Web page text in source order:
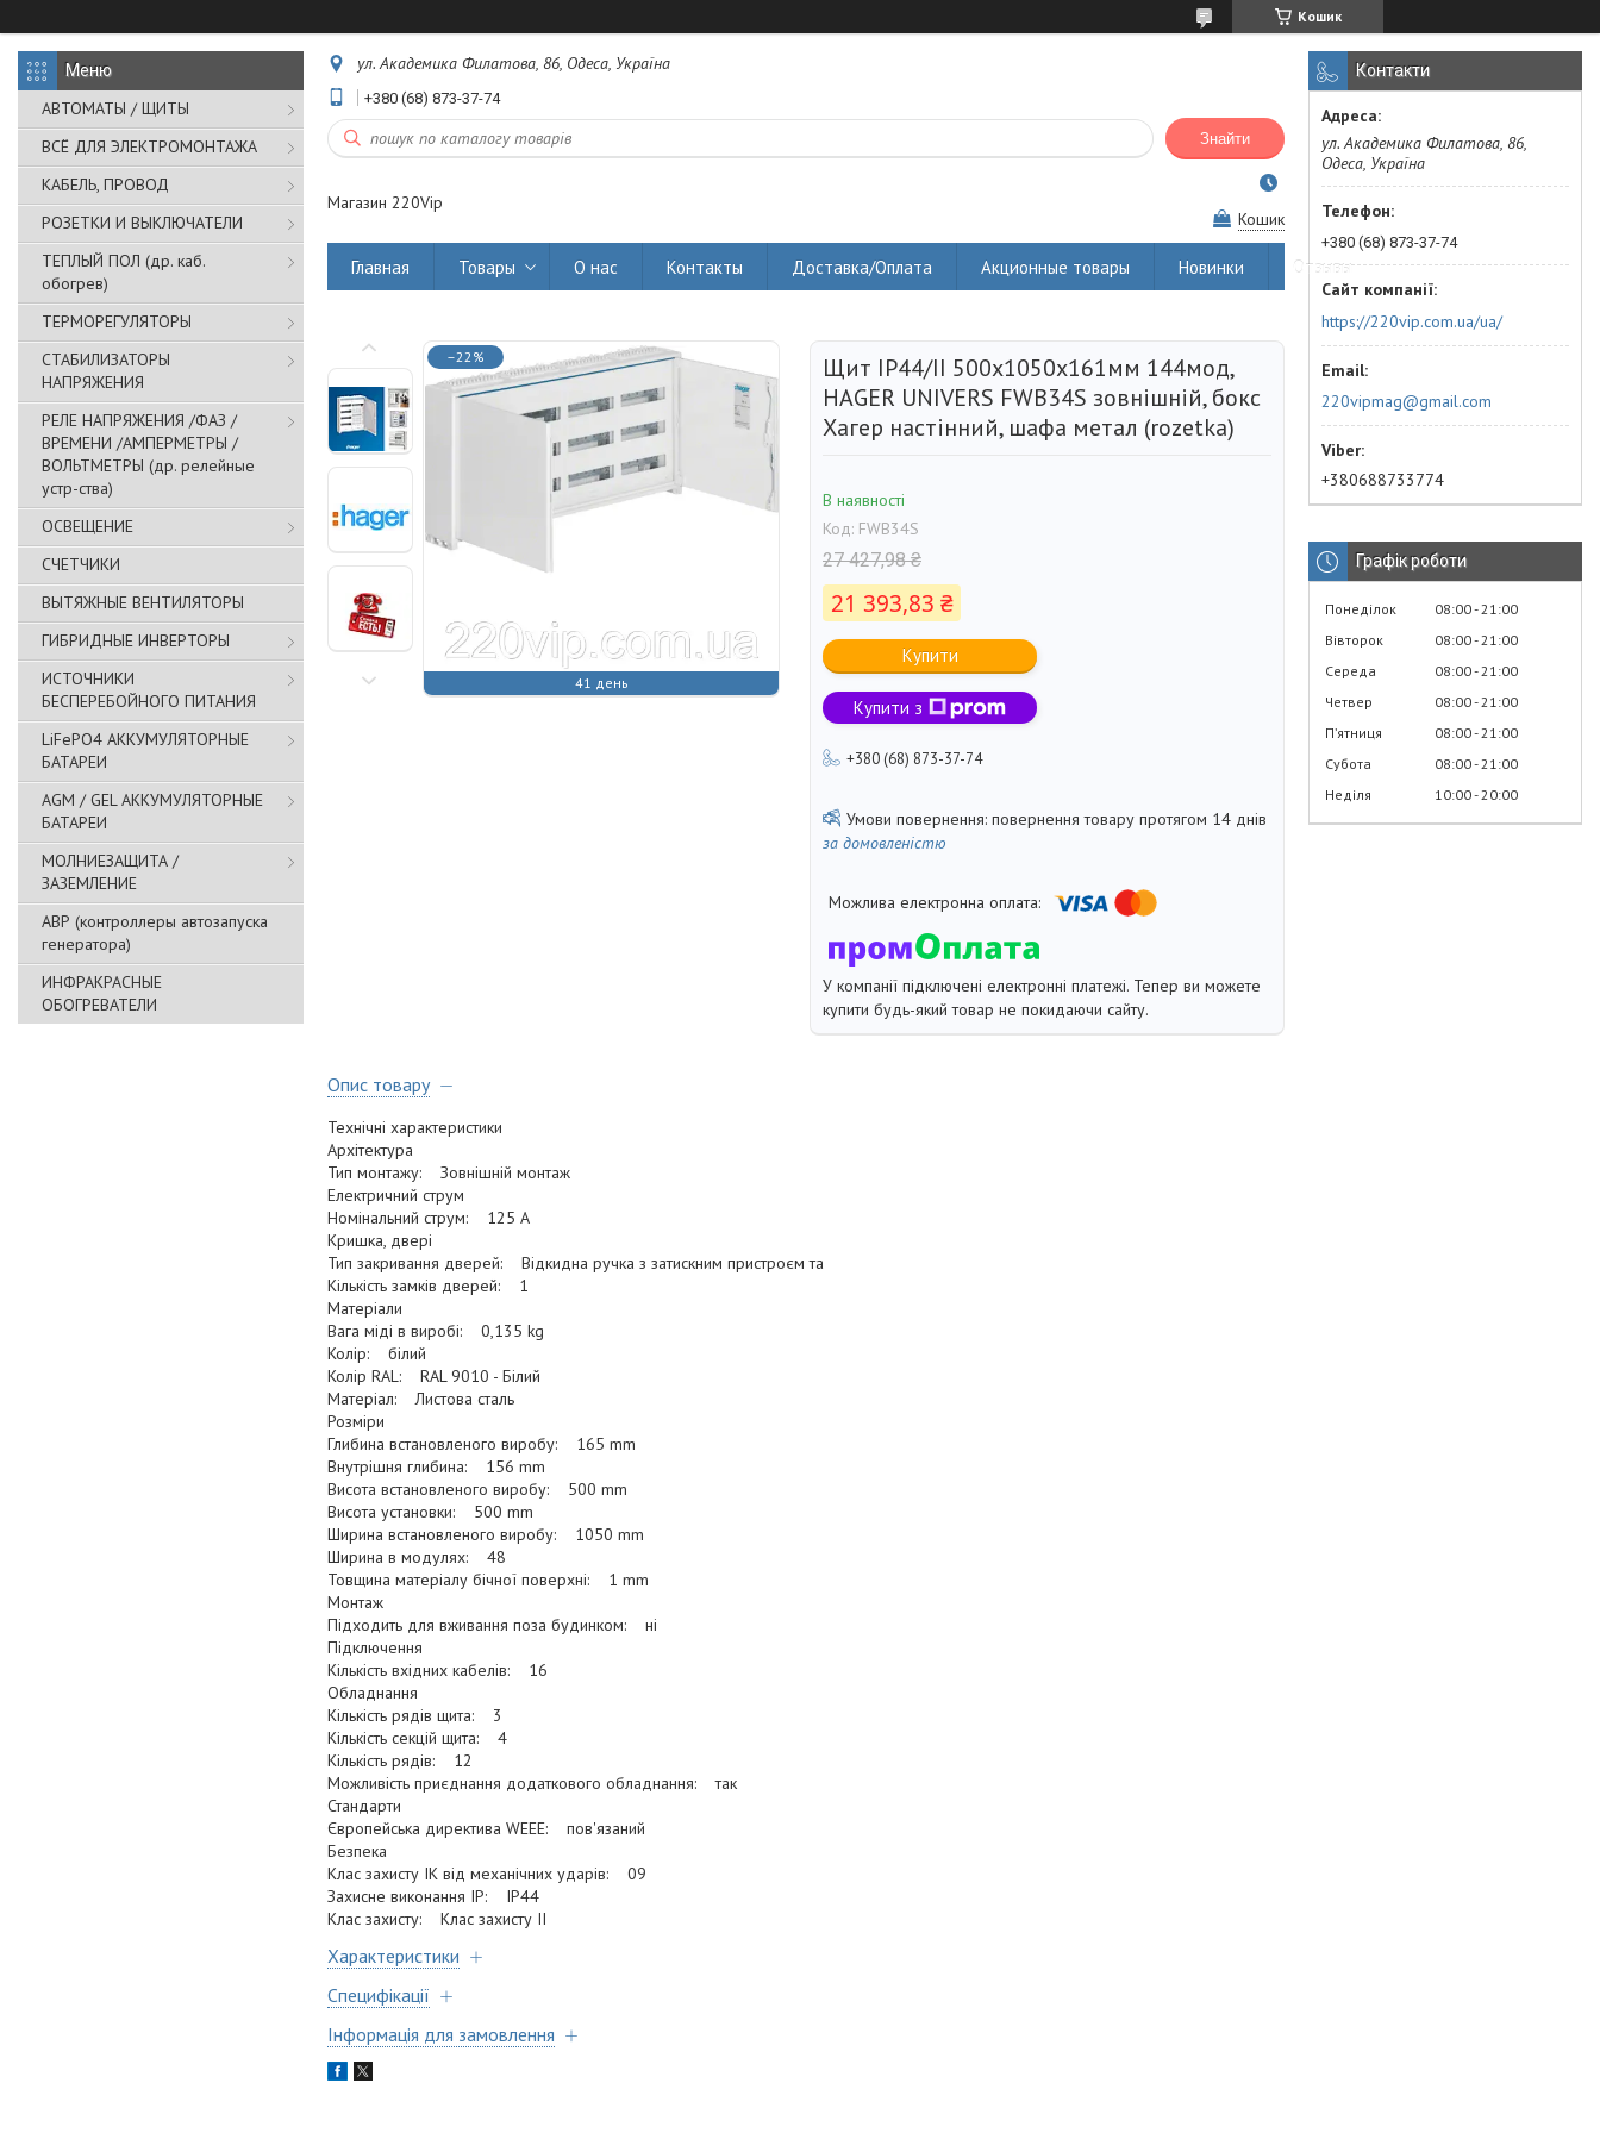
Кошик
АВТОМАТЫ / ЩИТЫ
ВСЁ ДЛЯ ЭЛЕКТРОМОНТАЖА
КАБЕЛЬ, ПРОВОД
РОЗЕТКИ И ВЫКЛЮЧАТЕЛИ
ТЕПЛЫЙ ПОЛ (др. каб.
обогрев)
ТЕРМОРЕГУЛЯТОРЫ
СТАБИЛИЗАТОРЫ
НАПРЯЖЕНИЯ
РЕЛЕ НАПРЯЖЕНИЯ /ФАЗ /
ВРЕМЕНИ /АМПЕРМЕТРЫ /
ВОЛЬТМЕТРЫ (др. релейные
устр-ства)
ОСВЕЩЕНИЕ
СЧЕТЧИКИ
ВЫТЯЖНЫЕ ВЕНТИЛЯТОРЫ
ГИБРИДНЫЕ ИНВЕРТОРЫ
ИСТОЧНИКИ
БЕСПЕРЕБОЙНОГО ПИТАНИЯ
LiFePO4 АККУМУЛЯТОРНЫЕ
БАТАРЕИ
AGM / GEL АККУМУЛЯТОРНЫЕ
БАТАРЕИ
МОЛНИЕЗАЩИТА /
ЗАЗЕМЛЕНИЕ
АВР (контроллеры автозапуска
генератора)
ИНФРАКРАСНЫЕ
ОБОГРЕВАТЕЛИ
ул. Академика Филатова, 86, Одеса, Україна
+380 (68) 873-37-74
Знайти
Магазин 220Vip
Кошик
Главная Товары О нас Контакты Доставка/Оплата Акционные товары Новинки Отзывы
–22%
41 день
Щит IP44/II 500x1050x161мм 144мод,
HAGER UNIVERS FWB34S зовнішній, бокс
Хагер настінний, шафа метал (rozetka)
В наявності
Код: FWB34S
27 427,98 ₴
21 393,83 ₴
Купити
Купити з
+380 (68) 873-37-74
повернення товару протягом 14 днів
за домовленістю
У компанії підключені електронні платежі. Тепер ви можете
купити будь-який товар не покидаючи сайту.
Опис товару
Технічні характеристики
Архітектура
Тип монтажу: Зовнішній монтаж
Електричний струм
Номінальний струм: 125 A
Кришка, двері
Тип закривання дверей: Відкидна ручка з затискним пристроєм та
Кількість замків дверей: 1
Матеріали
Вага міді в виробі: 0,135 kg
Колір: білий
Колір RAL: RAL 9010 - Білий
Матеріал: Листова сталь
Розміри
Глибина встановленого виробу: 165 mm
Внутрішня глибина: 156 mm
Висота встановленого виробу: 500 mm
Висота установки: 500 mm
Ширина встановленого виробу: 1050 mm
Ширина в модулях: 48
Товщина матеріалу бічної поверхні: 1 mm
Монтаж
Підходить для вживання поза будинком: ні
Підключення
Кількість вхідних кабелів: 16
Обладнання
Кількість рядів щита: 3
Кількість секцій щита: 4
Кількість рядів: 12
Можливість приєднання додаткового обладнання: так
Стандарти
Європейська директива WEEE: пов'язаний
Безпека
Клас захисту IK від механічних ударів: 09
Захисне виконання ІР: IP44
Клас захисту: Клас захисту IІ
Характеристики
Специфікації
Інформація для замовлення
Контакти
ул. Академика Филатова, 86,
Одеса, Україна
+380 (68) 873-37-74
https://220vip.com.ua/ua/
220vipmag@gmail.com
+380688733774
Графік роботи
Понеділок 08:00 21:00
Вівторок
08:00 21:00
Середа
08:00 21:00
Четвер
08:00 21:00
Пʼятниця
08:00 21:00
Субота
08:00 21:00
Неділя
10:00 20:00